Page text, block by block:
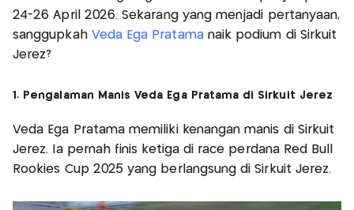
24-26 April 2026. Sekarang yang menjadi pertanyaan,
sanggupkah Veda Ega Pratama naik podium di Sirkuit
Jerez?
1. Pengalaman Manis Veda Ega Pratama di Sirkuit Jerez
Veda Ega Pratama memiliki kenangan manis di Sirkuit
Jerez. Ia pernah finis ketiga di race perdana Red Bull
Rookies Cup 2025 yang berlangsung di Sirkuit Jerez.